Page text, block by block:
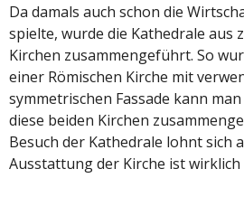
Da damals auch schon die
spielte, wurde die Kathedrale aus
Kirchen zusammengeführt. So
einer Römischen Kirche mit
symmetrischen Fassade kann
diese beiden Kirchen
Besuch der Kathedrale lohnt sich
Ausstattung der Kirche ist